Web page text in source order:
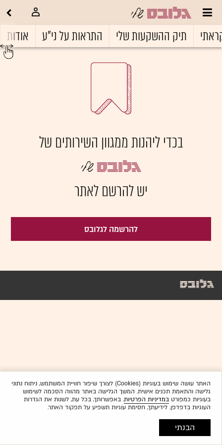
תיק ההשקעות שלי התראות על ני"ע אודות
בכדי ליהנות ממגוון השירותים של
יש להרשם לאתר
להרשמה לגלובס
האתר עושה שימוש בעוגיות (Cookies) לצורך שיפור חוויית המשתמש, ניתוח נתוני
גלישה והתאמת תכנים אישית. המשך הגלישה באתר מהווה הסכמה לשימוש
בעוגיות כמפורטבמדיניות הפרטיות. באפשרותך, בכל עת, לשנות את הגדרות
העוגיות בדפדפן. לידיעתך, חסימת עוגיות תשפיע על תפקוד האתר.
הבנתי